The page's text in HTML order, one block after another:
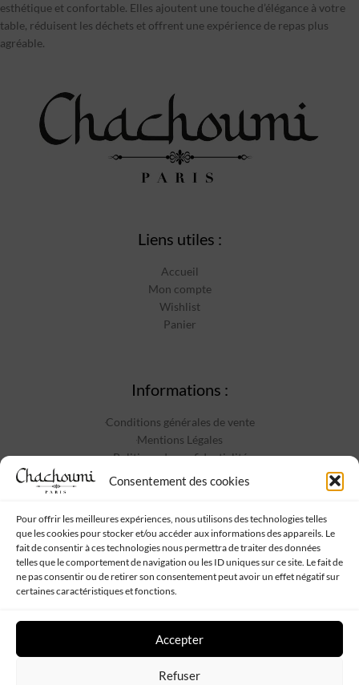
Consentement des cookies
Pour offrir les meilleures expériences, nous utilisons des technologies telles
que les cookies pour stocker et/ou accéder aux informations des appareils. Le
fait de consentir à ces technologies nous permettra de traiter des données
telles que le comportement de navigation ou les ID uniques sur ce site. Le fait de
ne pas consentir ou de retirer son consentement peut avoir un effet négatif sur
certaines caractéristiques et fonctions.
Accepter
Refuser
esthétique et confortable. Elles ajoutent une touche d’élégance à votre
table, réduisent les déchets et offrent une expérience de repas plus
agréable.
Liens utiles :
Accueil
Mon compte
Wishlist
Panier
Informations :
Conditions générales de vente
Mentions Légales
Politique de confidentialité
Contact
Suivez-nous :
Chachoumi Tous droits réservés - Propulsé parWeb My Sister-Plan
de site